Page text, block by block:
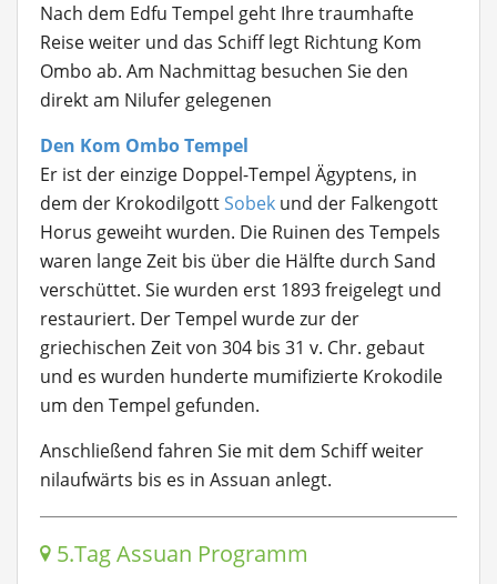
Nach dem Edfu Tempel geht Ihre traumhafte
Reise weiter und das Schiff legt Richtung Kom
Ombo ab. Am Nachmittag besuchen Sie den
direkt am Nilufer gelegenen
Den Kom Ombo Tempel
Er ist der einzige Doppel-Tempel Ägyptens, in
dem der KrokodilgottSobek und der Falkengott
Horus geweiht wurden. Die Ruinen des Tempels
waren lange Zeit bis über die Hälfte durch Sand
verschüttet. Sie wurden erst 1893 freigelegt und
restauriert. Der Tempel wurde zur der
griechischen Zeit von 304 bis 31 v. Chr. gebaut
und es wurden hunderte mumifizierte Krokodile
um den Tempel gefunden.
Anschließend fahren Sie mit dem Schiff weiter
nilaufwärts bis es in Assuan anlegt.
5.Tag Assuan Programm